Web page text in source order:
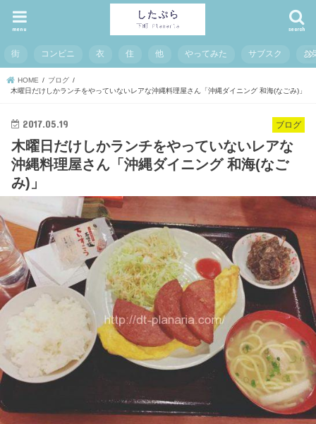
search
menu
街 コンビニ 衣 住 他 やってみた サブスク お
HOME
ブログ
木曜日だけしかランチをやっていないレアな沖縄料理屋さん「沖縄ダイニング 和海(なごみ)」
ブログ
2017.05.19
木曜日だけしかランチをやっていないレアな
沖縄料理屋さん「沖縄ダイニング 和海(なご
み)」